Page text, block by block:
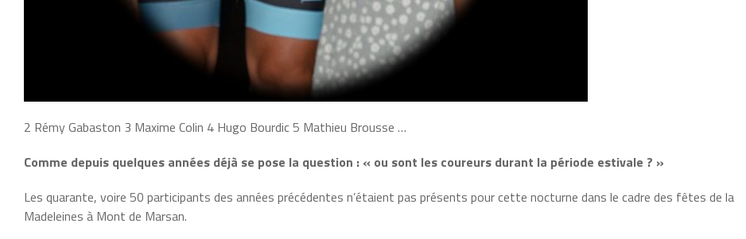
2 Rémy Gabaston 3 Maxime Colin 4 Hugo Bourdic 5 Mathieu Brousse …
Comme depuis quelques années déjà se pose la question : « ou sont les coureurs durant la période estivale ? »
Les quarante, voire 50 participants des années précédentes n’étaient pas présents pour cette nocturne dans le cadre des fêtes de la
Madeleines à Mont de Marsan.